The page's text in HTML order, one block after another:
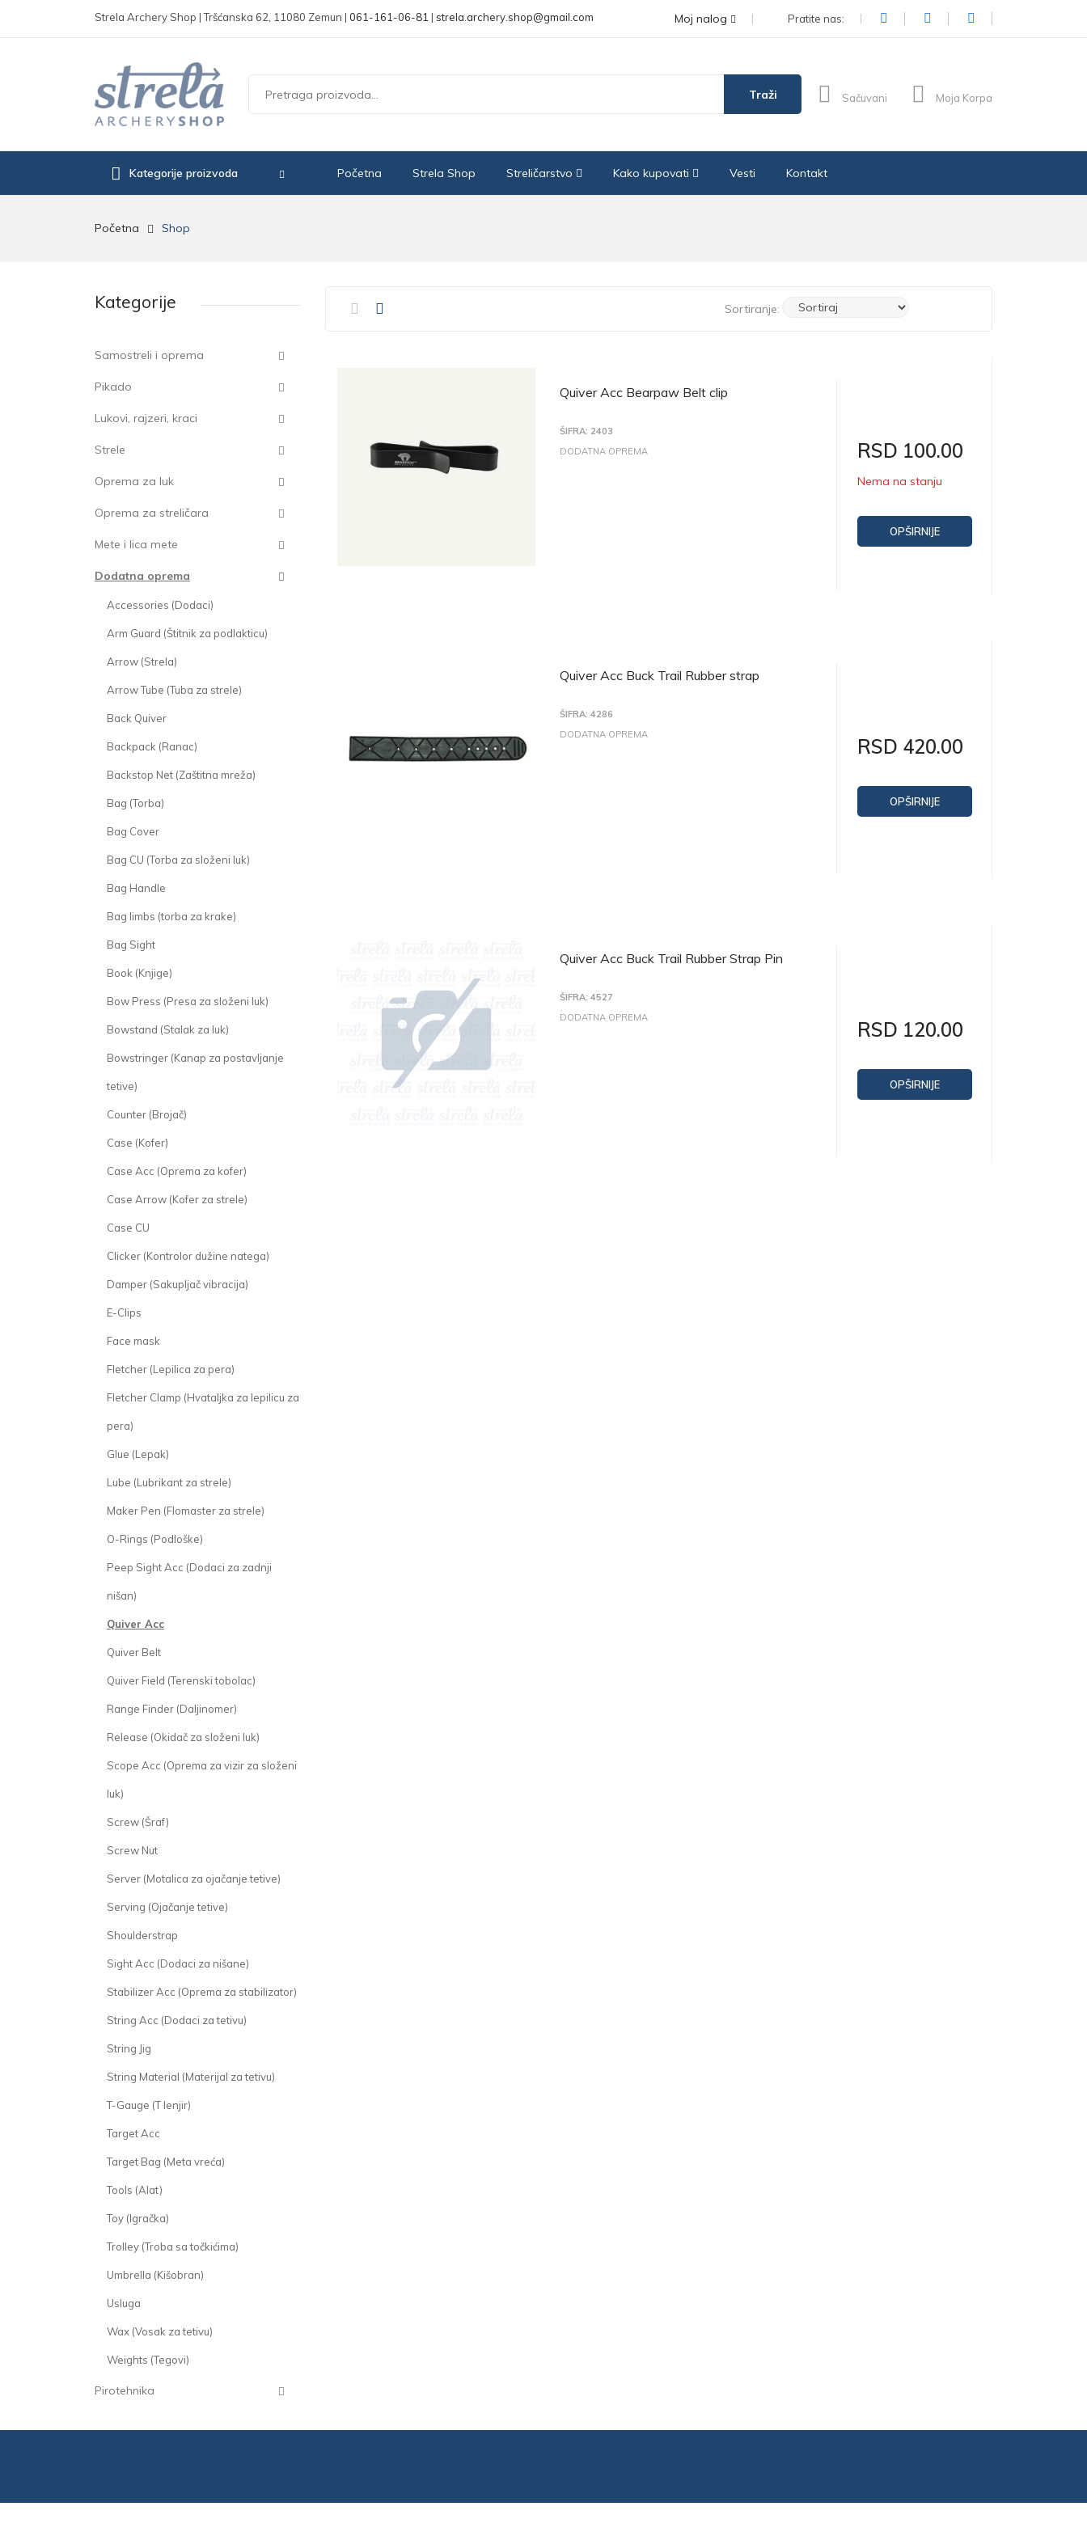
Strela Archery Shop | Tršćanska 62, 11080 Zemun | 061-161-06-81 | strela.archery.shop@gmail.com Moj nalog Pratite nas:
Traži Sačuvani Moja Korpa
Kategorije proizvoda Početna Strela Shop Streličarstvo Kako kupovati Vesti Kontakt
Početna Shop
Sortiranje:
Quiver Acc Bearpaw Belt clip
ŠIFRA: 2403
DODATNA OPREMA
RSD 100.00
Nema na stanju
OPŠIRNIJE
Quiver Acc Buck Trail Rubber strap
ŠIFRA: 4286
DODATNA OPREMA
RSD 420.00
OPŠIRNIJE
Quiver Acc Buck Trail Rubber Strap Pin
ŠIFRA: 4527
DODATNA OPREMA
RSD 120.00
OPŠIRNIJE
Kategorije
Samostreli i oprema
Pikado
Lukovi, rajzeri, kraci
Strele
Oprema za luk
Oprema za streličara
Mete i lica mete
Dodatna oprema
Accessories (Dodaci)
Arm Guard (Štitnik za podlakticu)
Arrow (Strela)
Arrow Tube (Tuba za strele)
Back Quiver
Backpack (Ranac)
Backstop Net (Zaštitna mreža)
Bag (Torba)
Bag Cover
Bag CU (Torba za složeni luk)
Bag Handle
Bag limbs (torba za krake)
Bag Sight
Book (Knjige)
Bow Press (Presa za složeni luk)
Bowstand (Stalak za luk)
Bowstringer (Kanap za postavljanje
tetive)
Counter (Brojač)
Case (Kofer)
Case Acc (Oprema za kofer)
Case Arrow (Kofer za strele)
Case CU
Clicker (Kontrolor dužine natega)
Damper (Sakupljač vibracija)
E-Clips
Face mask
Fletcher (Lepilica za pera)
Fletcher Clamp (Hvataljka za lepilicu za
pera)
Glue (Lepak)
Lube (Lubrikant za strele)
Maker Pen (Flomaster za strele)
O-Rings (Podloške)
Peep Sight Acc (Dodaci za zadnji
nišan)
Quiver Acc
Quiver Belt
Quiver Field (Terenski tobolac)
Range Finder (Daljinomer)
Release (Okidač za složeni luk)
Scope Acc (Oprema za vizir za složeni
luk)
Screw (Šraf)
Screw Nut
Server (Motalica za ojačanje tetive)
Serving (Ojačanje tetive)
Shoulderstrap
Sight Acc (Dodaci za nišane)
Stabilizer Acc (Oprema za stabilizator)
String Acc (Dodaci za tetivu)
String Jig
String Material (Materijal za tetivu)
T-Gauge (T lenjir)
Target Acc
Target Bag (Meta vreća)
Tools (Alat)
Toy (Igračka)
Trolley (Troba sa točkićima)
Umbrella (Kišobran)
Usluga
Wax (Vosak za tetivu)
Weights (Tegovi)
Pirotehnika